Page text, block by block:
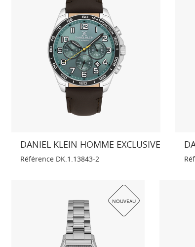
DANIEL KLEIN HOMME EXCLUSIVE
Référence DK.1.13843-2
NOUVEAU